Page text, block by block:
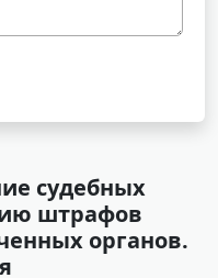
судебных
штрафов
органов.